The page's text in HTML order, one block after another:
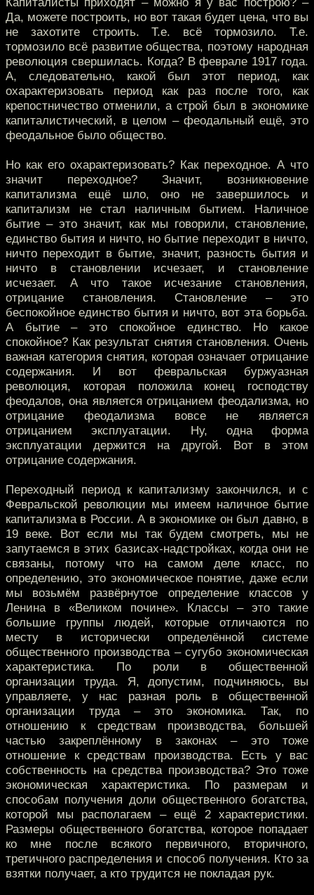
Да, можете построить, но вот такая будет цена, что вы
не захотите строить. Т.е. всё тормозило. Т.е.
тормозило всё развитие общества, поэтому народная
революция свершилась. Когда? В феврале 1917 года.
А, следовательно, какой был этот период, как
охарактеризовать период как раз после того, как
крепостничество отменили, а строй был в экономике
капиталистический, в целом – феодальный ещё, это
феодальное было общество.
Но как его охарактеризовать? Как переходное. А что
значит переходное? Значит, возникновение
капитализма ещё шло, оно не завершилось и
капитализм не стал наличным бытием. Наличное
бытие – это значит, как мы говорили, становление,
единство бытия и ничто, но бытие переходит в ничто,
ничто переходит в бытие, значит, разность бытия и
ничто в становлении исчезает, и становление
исчезает. А что такое исчезание становления,
отрицание становления. Становление – это
беспокойное единство бытия и ничто, вот эта борьба.
А бытие – это спокойное единство. Но какое
спокойное? Как результат снятия становления. Очень
важная категория снятия, которая означает отрицание
содержания. И вот февральская буржуазная
революция, которая положила конец господству
феодалов, она является отрицанием феодализма, но
отрицание феодализма вовсе не является
отрицанием эксплуатации. Ну, одна форма
эксплуатации держится на другой. Вот в этом
отрицание содержания.
Переходный период к капитализму закончился, и с
Февральской революции мы имеем наличное бытие
капитализма в России. А в экономике он был давно, в
19 веке. Вот если мы так будем смотреть, мы не
запутаемся в этих базисах-надстройках, когда они не
связаны, потому что на самом деле класс, по
определению, это экономическое понятие, даже если
мы возьмём развёрнутое определение классов у
Ленина в «Великом почине». Классы – это такие
большие группы людей, которые отличаются по
месту в исторически определённой системе
общественного производства – сугубо экономическая
характеристика. По роли в общественной
организации труда. Я, допустим, подчиняюсь, вы
управляете, у нас разная роль в общественной
организации труда – это экономика. Так, по
отношению к средствам производства, большей
частью закреплённому в законах – это тоже
отношение к средствам производства. Есть у вас
собственность на средства производства? Это тоже
экономическая характеристика. По размерам и
способам получения доли общественного богатства,
которой мы располагаем – ещё 2 характеристики.
Размеры общественного богатства, которое попадает
ко мне после всякого первичного, вторичного,
третичного распределения и способ получения. Кто за
взятки получает, а кто трудится не покладая рук.